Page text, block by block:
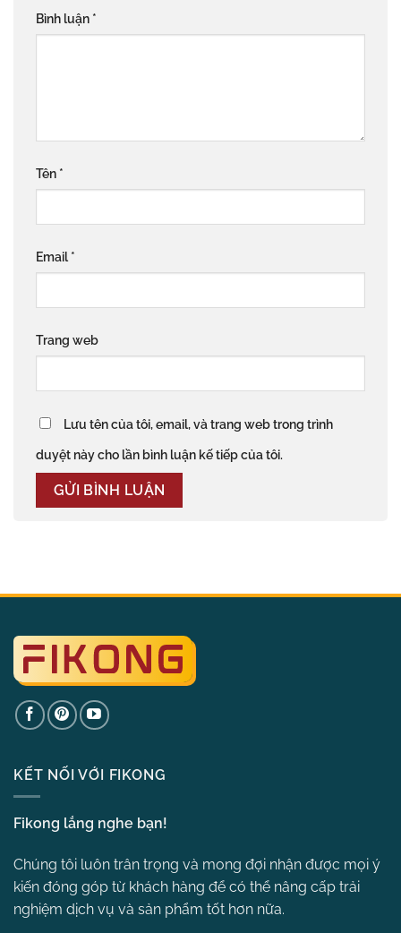
Bình luận *
Tên *
Email *
Trang web
Lưu tên của tôi, email, và trang web trong trình
duyệt này cho lần bình luận kế tiếp của tôi.
KẾT NỐI VỚI FIKONG
Fikong lắng nghe bạn!
Chúng tôi luôn trân trọng và mong đợi nhận được mọi ý
kiến đóng góp từ khách hàng để có thể nâng cấp trải
nghiệm dịch vụ và sản phẩm tốt hơn nữa.